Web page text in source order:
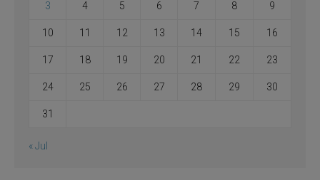
3 4 5 6 7 8 9
10 11 12 13 14 15 16
17 18 19 20 21 22 23
24 25 26 27 28 29 30
31
« Jul